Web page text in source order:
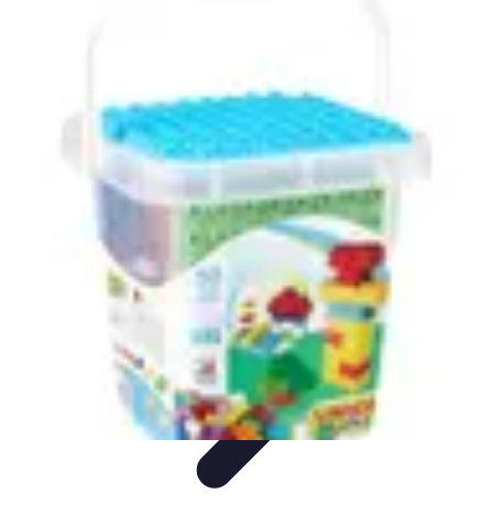
Fai da Te Creativo